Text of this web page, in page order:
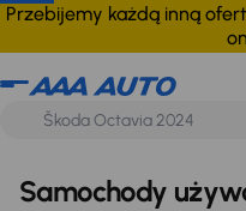
Przebijemy każdą inną
Land Rover Anuluj
Samochody